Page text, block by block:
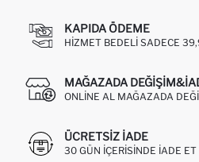
KAPIDA ÖDEME
HIZMET BEDELI SADECE
MAĞAZADA
ONLINE AL MAĞAZADA
ÜCRETSIZ IADE
30 GÜN IÇERISINDE IADE ET